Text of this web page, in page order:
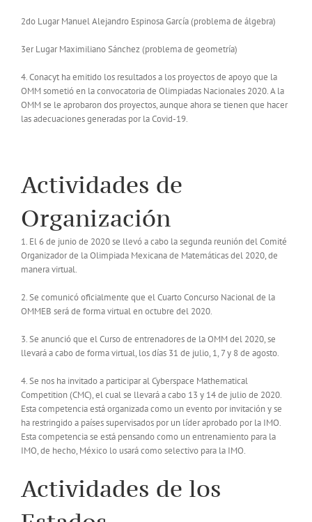
2do Lugar Manuel Alejandro Espinosa García (problema de álgebra)
3er Lugar Maximiliano Sánchez (problema de geometría)
4. Conacyt ha emitido los resultados a los proyectos de apoyo que la
OMM sometió en la convocatoria de Olimpiadas Nacionales 2020. A la
OMM se le aprobaron dos proyectos, aunque ahora se tienen que hacer
las adecuaciones generadas por la Covid-19.
Actividades de
Organización
1. El 6 de junio de 2020 se llevó a cabo la segunda reunión del Comité
Organizador de la Olimpiada Mexicana de Matemáticas del 2020, de
manera virtual.
2. Se comunicó oficialmente que el Cuarto Concurso Nacional de la
OMMEB será de forma virtual en octubre del 2020.
3. Se anunció que el Curso de entrenadores de la OMM del 2020, se
llevará a cabo de forma virtual, los días 31 de julio, 1, 7 y 8 de agosto.
4. Se nos ha invitado a participar al Cyberspace Mathematical
Competition (CMC), el cual se llevará a cabo 13 y 14 de julio de 2020.
Esta competencia está organizada como un evento por invitación y se
ha restringido a países supervisados por un líder aprobado por la IMO.
Esta competencia se está pensando como un entrenamiento para la
IMO, de hecho, México lo usará como selectivo para la IMO.
Actividades de los